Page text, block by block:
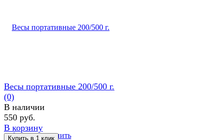
избранное сравнить
Весы портативные 200/500 г.
(0)
В наличии
550 руб.
В корзину